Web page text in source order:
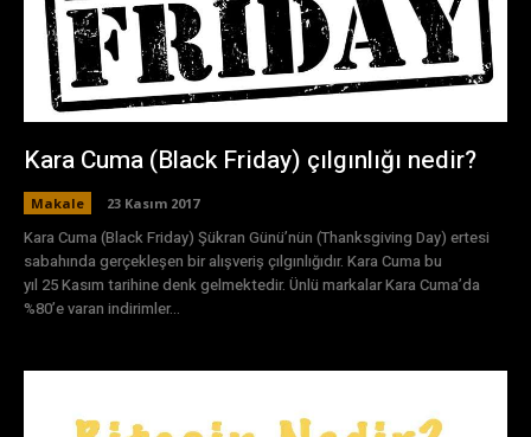
Kara Cuma (Black Friday) çılgınlığı nedir?
Makale 23 Kasım 2017
Kara Cuma (Black Friday) Şükran Günü’nün (Thanksgiving Day) ertesi
sabahında gerçekleşen bir alışveriş çılgınlığıdır. Kara Cuma bu
yıl 25 Kasım tarihine denk gelmektedir. Ünlü markalar Kara Cuma’da
%80’e varan indirimler...